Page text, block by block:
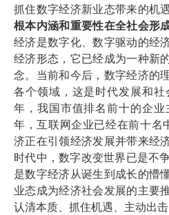
抓住数字经济新业态带来的机
根本内涵和重要性在全社会形成
经济是数字化、数字驱动的经
经济形态，它已经成为一种新
念。当前和今后，数字经济的
各个领域，这是时代发展和
年，我国市值排名前十的企
年，互联网企业已经在前十名
济正在引领经济发展并带来经
时代中，数字改变世界已是不
是数字经济从诞生到成长的懵
业态成为经济社会发展的主要
认清本质、抓住机遇、主动出